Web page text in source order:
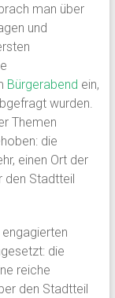
man über
und
Bürgerabend ein,
wurden.
Themen
die
einen Ort der
den Stadtteil
die
reiche
den Stadtteil